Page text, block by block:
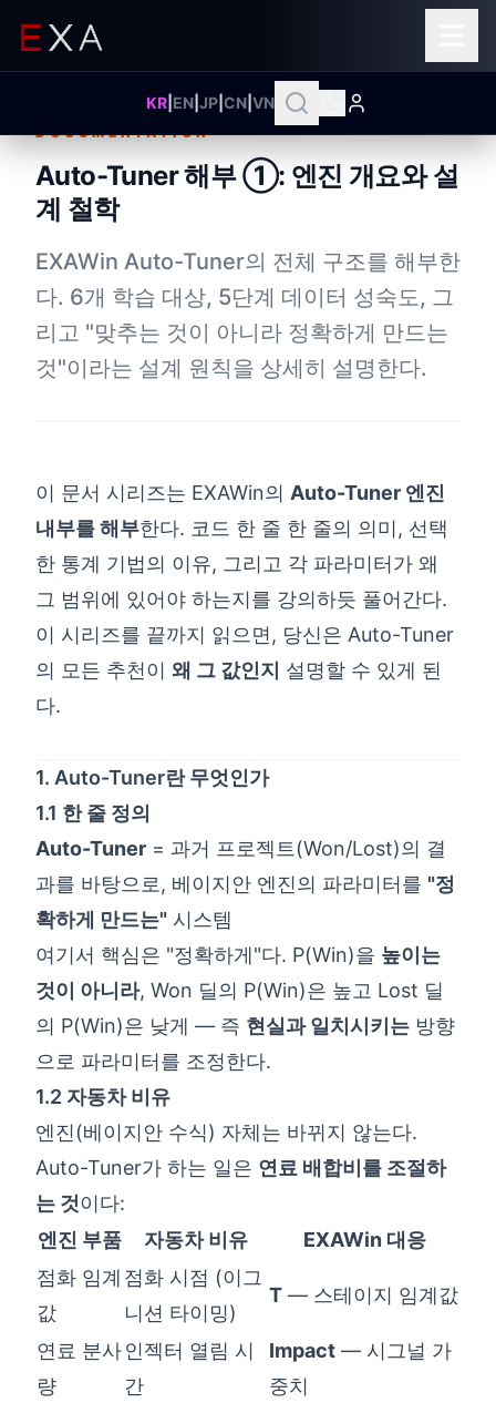
KR EN JP CN VN
DOCUMENTATION
Auto-Tuner 해부 ①: 엔진 개요와 설
계 철학
EXAWin Auto-Tuner의 전체 구조를 해부한
다. 6개 학습 대상, 5단계 데이터 성숙도, 그
리고 "맞추는 것이 아니라 정확하게 만드는
것"이라는 설계 원칙을 상세히 설명한다.
이 문서 시리즈는 EXAWin의 Auto-Tuner 엔진
내부를 해부한다. 코드 한 줄 한 줄의 의미, 선택
한 통계 기법의 이유, 그리고 각 파라미터가 왜
그 범위에 있어야 하는지를 강의하듯 풀어간다.
이 시리즈를 끝까지 읽으면, 당신은 Auto-Tuner
의 모든 추천이 왜 그 값인지 설명할 수 있게 된
다.
1. Auto-Tuner란 무엇인가
1.1 한 줄 정의
Auto-Tuner = 과거 프로젝트(Won/Lost)의 결
과를 바탕으로, 베이지안 엔진의 파라미터를 "정
확하게 만드는" 시스템
여기서 핵심은 "정확하게"다. P(Win)을 높이는
것이 아니라, Won 딜의 P(Win)은 높고 Lost 딜
의 P(Win)은 낮게 — 즉 현실과 일치시키는 방향
으로 파라미터를 조정한다.
1.2 자동차 비유
엔진(베이지안 수식) 자체는 바뀌지 않는다.
Auto-Tuner가 하는 일은 연료 배합비를 조절하
는 것이다:
엔진 부품
자동차 비유
EXAWin 대응
점화 임계
값
점화 시점 (이그
니션 타이밍)
T — 스테이지 임계값
연료 분사
량
인젝터 열림 시
간
Impact — 시그널 가
중치